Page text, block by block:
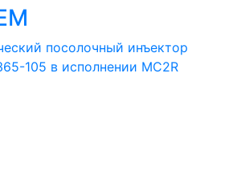
посолочный инъектор
105 в исполнении MC2R